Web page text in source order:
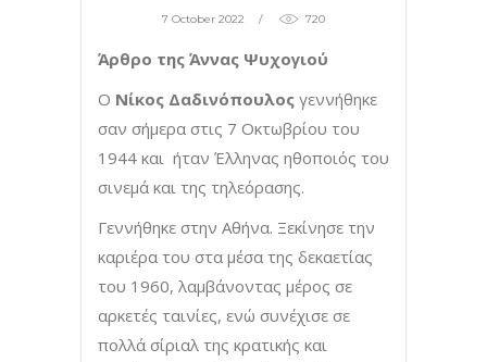
7 October 2022 720
Άρθρο της Άννας Ψυχογιού
Ο Νίκος Δαδινόπουλος γεννήθηκε
σαν σήμερα στις 7 Οκτωβρίου του
1944 και ήταν Έλληνας ηθοποιός του
σινεμά και της τηλεόρασης.
Γεννήθηκε στην Αθήνα. Ξεκίνησε την
καριέρα του στα μέσα της δεκαετίας
του 1960, λαμβάνοντας μέρος σε
αρκετές ταινίες, ενώ συνέχισε σε
πολλά σίριαλ της κρατικής και